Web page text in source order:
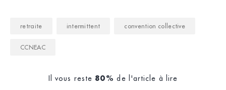
retraite intermittent convention collective
CCNEAC
Il vous reste 80% de l'article à lire